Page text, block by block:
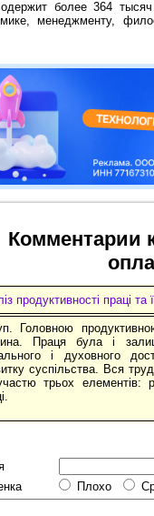
более 364
менеджменту,
Комментарии
продуктивності праці
Головною
Праця була і
і духовного
суспільства. Вся
трьох елементів:
Плохо